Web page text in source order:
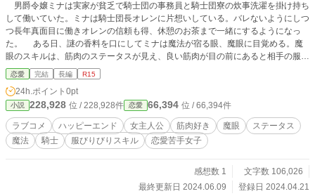
男爵令嬢ミナは実家が貧乏で騎士団の事務員と騎士団寮の炊事洗濯を掛け持ち
して働いていた。ミナは騎士団長オレンに片想いしている。バレないようにしつ
つ長年真面目に働きオレンの信頼も得、休憩のお茶まで一緒にするようになっ
た。 ある日、謎の香料を口にしてミナは魔法が宿る眼、魔眼に目覚める。魔
眼のスキルは、筋肉のステータスが見え、良い筋肉が目の前にあると相手の服が
破けてしまうものだった。ミナは無類の筋肉好きで、筋肉が近くで見られる騎士
団は彼女にとっては天職だ。魔眼のせいでクビにされるわけにはいかない。なの
にオレンの服をびりびりに破いてしまい魔眼のスキルを話さなければいけない状
況になった。 全てを話すと、オレンはミナと協力して魔眼を治そうと提案す
る。対処法で筋肉を見たり触ったりすることから始まった。ミナが長い間封印し
ていた絵描きの趣味も魔眼対策で復活し、よりオレンとの時間が増えていく。片
想いがバレないようにするも何故か魔眼がバレてからオレンが好意的で距離も近
魔眼で破り真っ裸になった所をオレンに見られ彼は責任を取るとまで言いだし
恋愛 完結 長編 R15
24h.ポイント 0pt
小説 228,928 位 / 228,928件 恋愛 66,394 位 / 66,394件
ラブコメ ハッピーエンド 女主人公 筋肉好き 魔眼
ステータス
魔法
騎士 服びりびりスキル 恋愛苦手女子
感想数 1
文字数 106,026
最終更新日 2024.06.09
登録日 2024.04.21